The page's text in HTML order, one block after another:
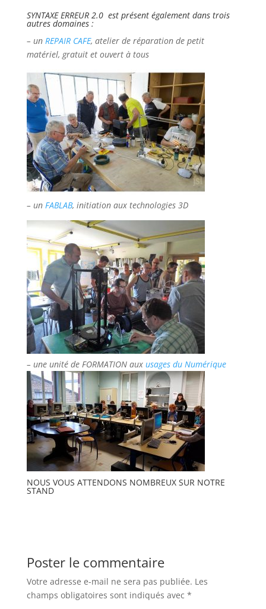
SYNTAXE ERREUR 2.0 est présent également dans trois
autres domaines :
– un REPAIR CAFE, atelier deréparation de petit
matériel, gratuit et ouvert à tous
– un FABLAB, initiation aux technologies 3D
– une unité de FORMATION aux usages du Numérique
NOUS VOUS ATTENDONS NOMBREUX SUR NOTRE
STAND
Poster le commentaire
Votre adresse e-mail ne sera pas publiée. Les
champs obligatoires sont indiqués avec *